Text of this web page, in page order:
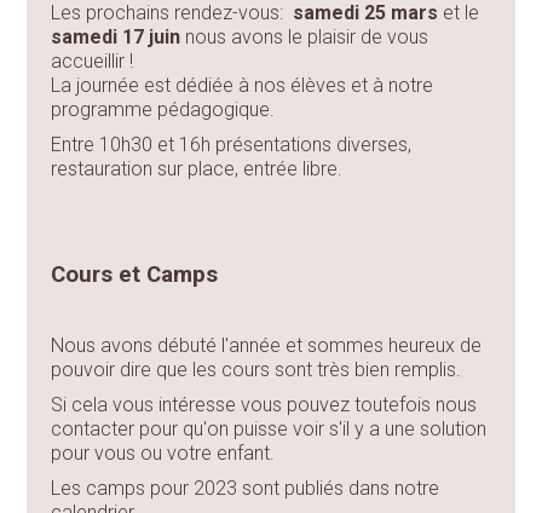
Les prochains rendez-vous: samedi 25 mars et le
samedi 17 juin nous avons le plaisir de vous
accueillir !
La journée est dédiée à nos élèves et à notre
programme pédagogique.
Entre 10h30 et 16h présentations diverses,
restauration sur place, entrée libre.
Cours et Camps
Nous avons débuté l'année et sommes heureux de
pouvoir dire que les cours sont très bien remplis.
Si cela vous intéresse vous pouvez toutefois nous
contacter pour qu'on puisse voir s'il y a une solution
pour vous ou votre enfant.
Les camps pour 2023 sont publiés dans notre